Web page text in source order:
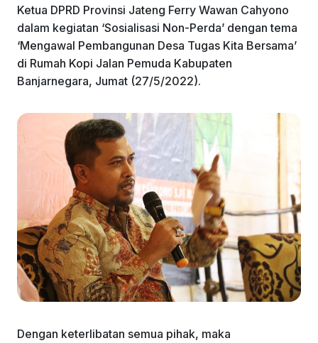
Ketua DPRD Provinsi Jateng Ferry Wawan Cahyono
dalam kegiatan ‘Sosialisasi Non-Perda’ dengan tema
‘Mengawal Pembangunan Desa Tugas Kita Bersama’
di Rumah Kopi Jalan Pemuda Kabupaten
Banjarnegara, Jumat (27/5/2022).
Dengan keterlibatan semua pihak, maka